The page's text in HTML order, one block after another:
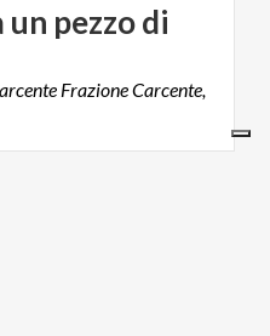
un pezzodi
Frazione Carcente,